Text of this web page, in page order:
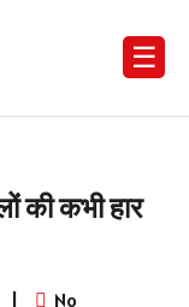
☰
की कभी हार
|
No